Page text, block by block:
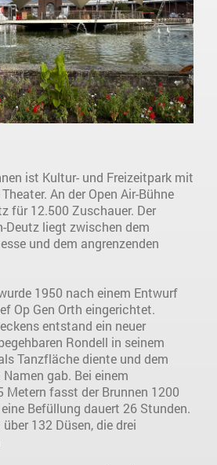
ist Kultur- und Freizeitpark mit
An der Open Air-Bühne
für 12.500 Zuschauer. Der
Deutz liegt zwischen dem
und dem angrenzenden
1950 nach einem Entwurf
Op Gen Orth eingerichtet.
entstand ein neuer
Rondell in seinem
Tanzfläche diente und dem
gab. Bei einem
Metern fasst der Brunnen 1200
Befüllung dauert 26 Stunden.
132 Düsen, die drei